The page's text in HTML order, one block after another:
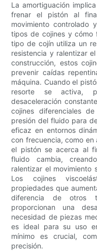
La amortiguación
frenar el pistón al
movimiento controlado
tipos de cojines y cómo
tipo de cojín utiliza un
resistencia y ralentizar
construcción, estos
prevenir caídas
máquina. Cuando el
resorte se activa,
desaceleración
cojines diferenciales
presión del fluido para
eficaz en entornos
con frecuencia, como en
el pistón se acerca al
fluido cambia,
ralentizar el movimiento
Los cojines
propiedades que
diferencia de otros
proporcionan una
necesidad de piezas
es ideal para su uso
mínimo es crucial,
precisión.